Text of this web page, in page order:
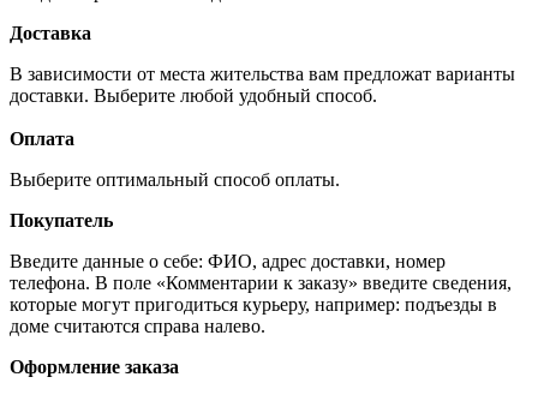
Доставка
В зависимости от места жительства вам предложат варианты
доставки. Выберите любой удобный способ.
Оплата
Выберите оптимальный способ оплаты.
Покупатель
Введите данные о себе: ФИО, адрес доставки, номер
телефона. В поле «Комментарии к заказу» введите сведения,
которые могут пригодиться курьеру, например: подъезды в
доме считаются справа налево.
Оформление заказа